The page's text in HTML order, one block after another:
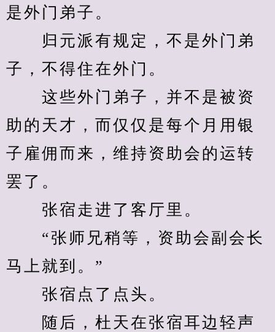
是外门弟子。
归元派有规定，不是外门弟
子，不得住在外门。
这些外门弟子，并不是被资
助的天才，而仅仅是每个月用银
子雇佣而来，维持资助会的运转
罢了。
张宿走进了客厅里。
“张师兄稍等，资助会副会长
马上就到。”
张宿点了点头。
随后，杜天在张宿耳边轻声